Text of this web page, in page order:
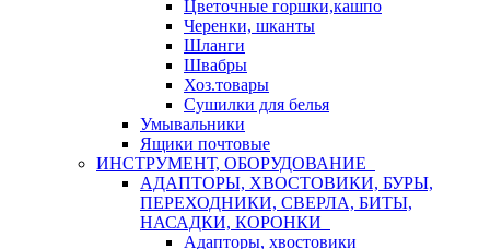
Цветочные горшки,кашпо
Черенки, шканты
Шланги
Швабры
Хоз.товары
Сушилки для белья
Умывальники
Ящики почтовые
ИНСТРУМЕНТ, ОБОРУДОВАНИЕ
АДАПТОРЫ, ХВОСТОВИКИ, БУРЫ,
ПЕРЕХОДНИКИ, СВЕРЛА, БИТЫ,
НАСАДКИ, КОРОНКИ
Адапторы, хвостовики